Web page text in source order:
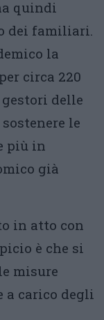
quindi
dei familiari.
la
circa 220
delle
le
più in
già
in atto con
è che si
misure
a carico degli